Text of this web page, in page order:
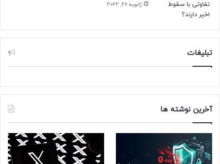
سرطان روده ارتباط دارند. مطالعه‌ی جدید به ما کمک می‌کند علت
این موضوع را درک کنیم.
مایع همراه طیف‌سنجی جرمی استفاده کردند. تومورهای سرطانی
حاوی مقدار کافی از واسطه‌های کاهنده التهاب و بهبوددهنده
نبودند.
حتما بخوانید :
موردانتظارترین گجت‌های ۲۰۲۵؛ از گلکسی
S25 تا نینتندو سوییچ ۲
ژانویه 26, 2022
تبلیغات
آخرین نوشته ها